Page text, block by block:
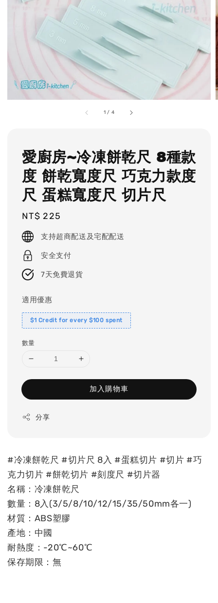
1 / 4
愛廚房~冷凍餅乾尺 8種款
度 餅乾寬度尺 巧克力款度
尺 蛋糕寬度尺 切片尺
Regular
price
NT$ 225
支持超商配送及宅配配送
安全支付
7天免費退貨
適用優惠
$1 Credit for every $100 spent
數量
加入購物車
分享
#冷凍餅乾尺 #切片尺 8入 #蛋糕切片 #切片 #巧
克力切片 #餅乾切片 #刻度尺 #切片器
名稱：冷凍餅乾尺
數量：8入(3/5/8/10/12/15/35/50mm各一)
材質：ABS塑膠
產地：中國
耐熱度：-20℃~60℃
保存期限：無